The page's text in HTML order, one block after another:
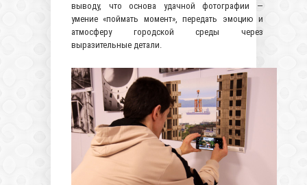
выводу, что основа удачной фотографии —
умение «поймать момент», передать эмоцию и
атмосферу городской среды через
выразительные детали.